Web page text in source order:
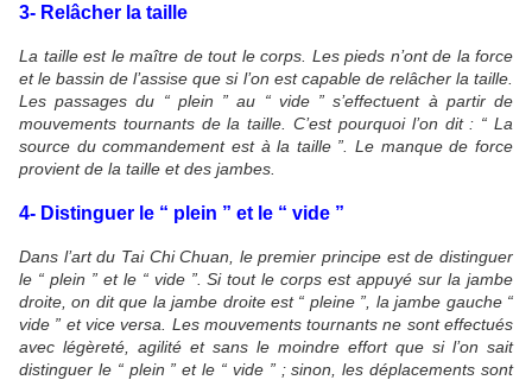
3- Relâcher la taille
La taille est le maître de tout le corps. Les pieds n’ont de la force
et le bassin de l’assise que si l’on est capable de relâcher la taille.
Les passages du “ plein ” au “ vide ” s’effectuent à partir de
mouvements tournants de la taille. C’est pourquoi l’on dit : “ La
source du commandement est à la taille ”. Le manque de force
provient de la taille et des jambes.
4- Distinguer le “ plein ” et le “ vide ”
Dans l’art du Tai Chi Chuan, le premier principe est de distinguer
le “ plein ” et le “ vide ”. Si tout le corps est appuyé sur la jambe
droite, on dit que la jambe droite est “ pleine ”, la jambe gauche “
vide ” et vice versa. Les mouvements tournants ne sont effectués
avec légèreté, agilité et sans le moindre effort que si l’on sait
distinguer le “ plein ” et le “ vide ” ; sinon, les déplacements sont